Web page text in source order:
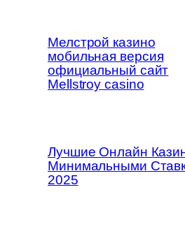
Мелстрой казино
мобильная версия
официальный сайт
Mellstroy casino
Лучшие Онлайн
Минимальными
2025